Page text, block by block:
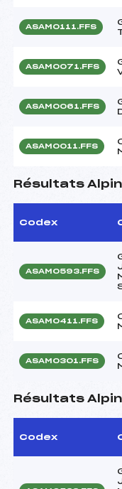
ASAM0111.FFS
ASAM0071.FFS
ASAM0061.FFS
ASAM0011.FFS
Résultats
Codex
ASAM0593.FFS
ASAM0411.FFS
ASAM0301.FFS
Résultats
Codex